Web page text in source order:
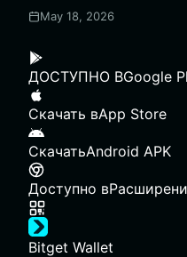
May 18, 2026
ДОСТУПНО ВGoogle
Скачать вApp Store
СкачатьAndroid APK
Доступно в
Bitget Wallet